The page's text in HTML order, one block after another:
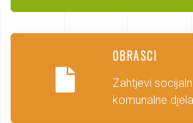
OBRASCI
Zahtjevi
komunalne